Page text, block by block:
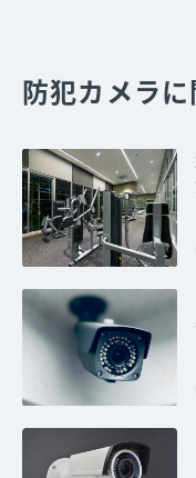
防犯カメラ